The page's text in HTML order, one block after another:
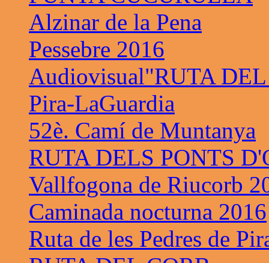
Alzinar de la Pena
Pessebre 2016
Audiovisual"RUTA
Pira-LaGuardia
52è. Camí de Muntanya
RUTA DELS PONTS
Vallfogona de Riucorb
Caminada nocturna 2016
Ruta de les Pedres de